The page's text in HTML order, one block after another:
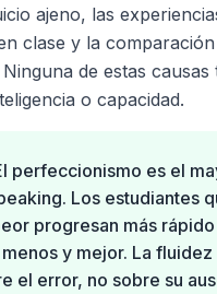
ajeno, las
clase y la
de estas causas
o capacidad.
perfeccionismo es el
Los estudiantes
progresan más
y mejor. La fluidez
el error, no sobre su